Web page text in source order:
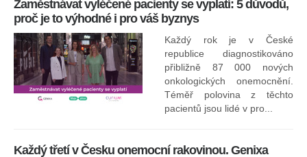
Zaměstnávat vyléčené pacienty se vyplatí: 5 důvodů,
proč je to výhodné i pro váš byznys
Každý rok je v České
republice diagnostikováno
přibližně 87 000 nových
onkologických onemocnění.
Téměř polovina z těchto
pacientů jsou lidé v pro...
Každý třetí v Česku onemocní rakovinou. Genixa